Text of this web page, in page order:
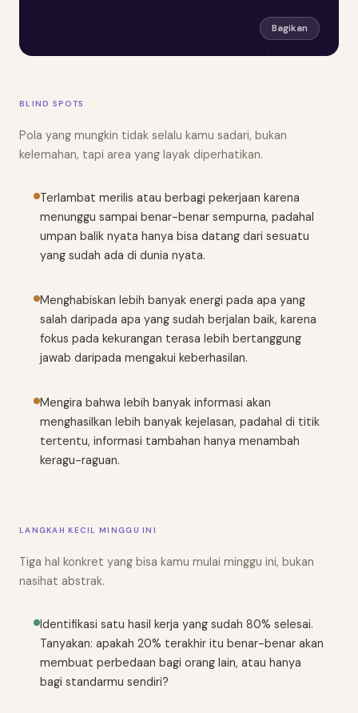
Bagikan
BLIND SPOTS
Pola yang mungkin tidak selalu kamu sadari, bukan
kelemahan, tapi area yang layak diperhatikan.
Terlambat merilis atau berbagi pekerjaan karena
menunggu sampai benar-benar sempurna, padahal
umpan balik nyata hanya bisa datang dari sesuatu
yang sudah ada di dunia nyata.
Menghabiskan lebih banyak energi pada apa yang
salah daripada apa yang sudah berjalan baik, karena
fokus pada kekurangan terasa lebih bertanggung
jawab daripada mengakui keberhasilan.
Mengira bahwa lebih banyak informasi akan
menghasilkan lebih banyak kejelasan, padahal di titik
tertentu, informasi tambahan hanya menambah
keragu-raguan.
LANGKAH KECIL MINGGU INI
Tiga hal konkret yang bisa kamu mulai minggu ini, bukan
nasihat abstrak.
Identifikasi satu hasil kerja yang sudah 80% selesai.
Tanyakan: apakah 20% terakhir itu benar-benar akan
membuat perbedaan bagi orang lain, atau hanya
bagi standarmu sendiri?